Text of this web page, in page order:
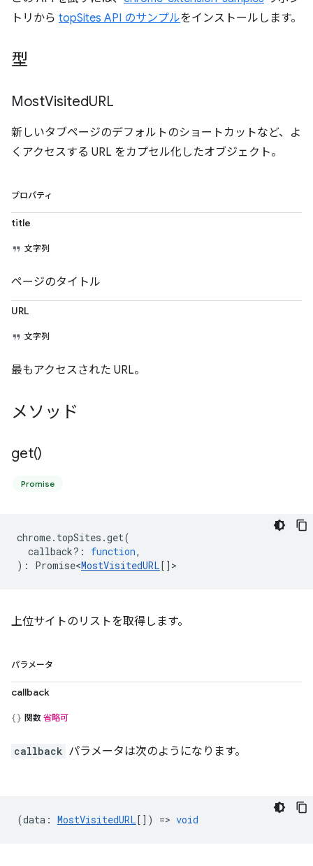
トリから topSites API のサンプルをインストールします。
型
MostVisitedURL
新しいタブページのデフォルトのショートカットなど、よ
くアクセスする URL をカプセル化したオブジェクト。
プロパティ
title
文字列
ページのタイトル
URL
文字列
最もアクセスされた URL。
メソッド
get()
Promise
chrome. topSites .get(
callback? : function,
) : Promise<MostVisitedURL[] >
上位サイトのリストを取得します。
パラメータ
callback
関数 省略可
callback パラメータは次のようになります。
(data : MostVisitedURL[]) => void